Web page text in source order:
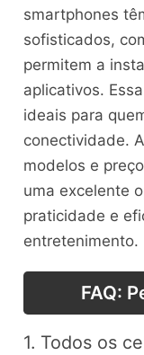
smartphones
sofisticados,
permitem a
aplicativos.
ideais para
conectividade.
modelos e
uma excelente
praticidade e
entretenimento.
FAQ:
1. Todos os